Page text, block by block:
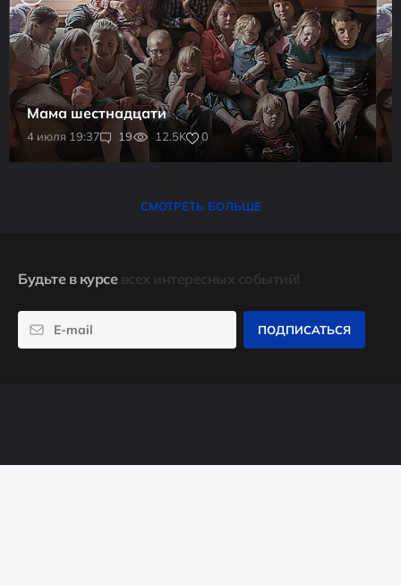
4 июля 19:37 19 12.5K 0
Мама шестнадцати
СМОТРЕТЬ БОЛЬШЕ
Будьте в курсе всех интересных событий!
ПОДПИСАТЬСЯ